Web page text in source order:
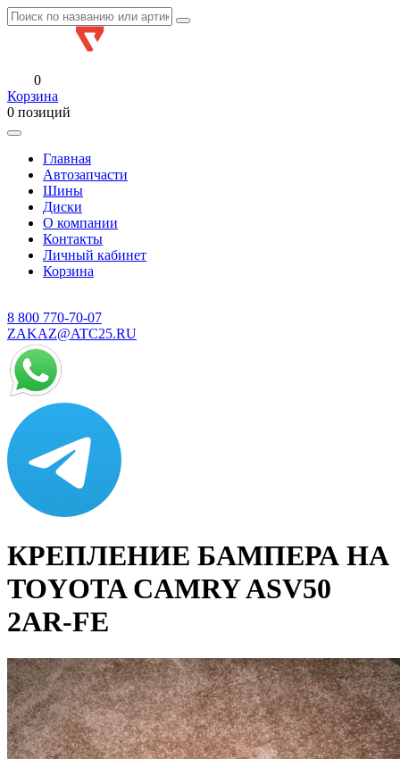
0
Корзина
0 позиций
Главная
Автозапчасти
Шины
Диски
О компании
Контакты
Личный кабинет
Корзина
8 800 770-70-07
ZAKAZ@ATC25.RU
КРЕПЛЕНИЕ БАМПЕРА НА
TOYOTA CAMRY ASV50
2AR-FE